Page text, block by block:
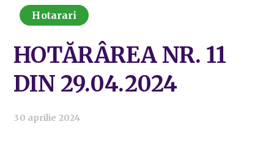
Hotarari
HOTĂRÂREA NR. 11
DIN 29.04.2024
30 aprilie 2024